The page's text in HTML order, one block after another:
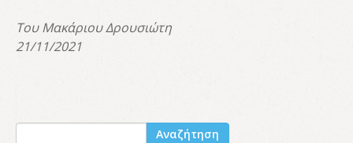
Του Μακάριου Δρουσιώτη
21/11/2021
Αναζήτηση